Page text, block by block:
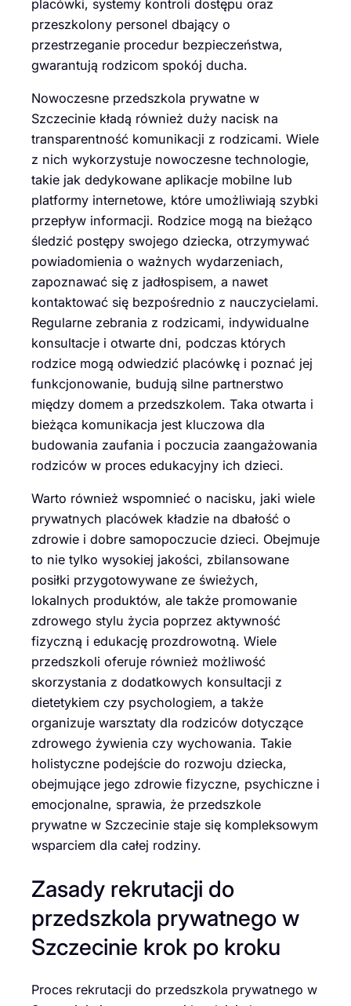
placówki, systemy kontroli dostępu oraz
przeszkolony personel dbający o
przestrzeganie procedur bezpieczeństwa,
gwarantują rodzicom spokój ducha.
Nowoczesne przedszkola prywatne w
Szczecinie kładą również duży nacisk na
transparentność komunikacji z rodzicami. Wiele
z nich wykorzystuje nowoczesne technologie,
takie jak dedykowane aplikacje mobilne lub
platformy internetowe, które umożliwiają szybki
przepływ informacji. Rodzice mogą na bieżąco
śledzić postępy swojego dziecka, otrzymywać
powiadomienia o ważnych wydarzeniach,
zapoznawać się z jadłospisem, a nawet
kontaktować się bezpośrednio z nauczycielami.
Regularne zebrania z rodzicami, indywidualne
konsultacje i otwarte dni, podczas których
rodzice mogą odwiedzić placówkę i poznać jej
funkcjonowanie, budują silne partnerstwo
między domem a przedszkolem. Taka otwarta i
bieżąca komunikacja jest kluczowa dla
budowania zaufania i poczucia zaangażowania
rodziców w proces edukacyjny ich dzieci.
Warto również wspomnieć o nacisku, jaki wiele
prywatnych placówek kładzie na dbałość o
zdrowie i dobre samopoczucie dzieci. Obejmuje
to nie tylko wysokiej jakości, zbilansowane
posiłki przygotowywane ze świeżych,
lokalnych produktów, ale także promowanie
zdrowego stylu życia poprzez aktywność
fizyczną i edukację prozdrowotną. Wiele
przedszkoli oferuje również możliwość
skorzystania z dodatkowych konsultacji z
dietetykiem czy psychologiem, a także
organizuje warsztaty dla rodziców dotyczące
zdrowego żywienia czy wychowania. Takie
holistyczne podejście do rozwoju dziecka,
obejmujące jego zdrowie fizyczne, psychiczne i
emocjonalne, sprawia, że przedszkole
prywatne w Szczecinie staje się kompleksowym
wsparciem dla całej rodziny.
Zasady rekrutacji do
przedszkola prywatnego w
Szczecinie krok po kroku
Proces rekrutacji do przedszkola prywatnego w